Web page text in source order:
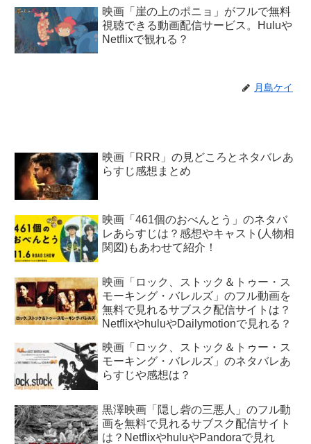
映画「崖の上のポニョ」がフルで無料
視聴できる動画配信サービス。Huluや
Netflixで観れる？
月島ケイ
映画「RRR」の見どころとネタバレあ
らすじ感想まとめ
映画「461個のおべんとう」のネタバ
レあらすじは？感想やキャスト(人物相
関図)もあわせて紹介！
映画「ロック、ストック＆トゥー・ス
モーキング・バレルズ」のフル動画を
無料で見れるサブスク配信サイトは？
NetflixやhuluやDailymotionで見れる？
映画「ロック、ストック＆トゥー・ス
モーキング・バレルズ」のネタバレあ
らすじや感想は？
黒澤映画「隠し砦の三悪人」のフル動
画を無料で見れるサブスク配信サイト
は？NetflixやhuluやPandoraで見れ